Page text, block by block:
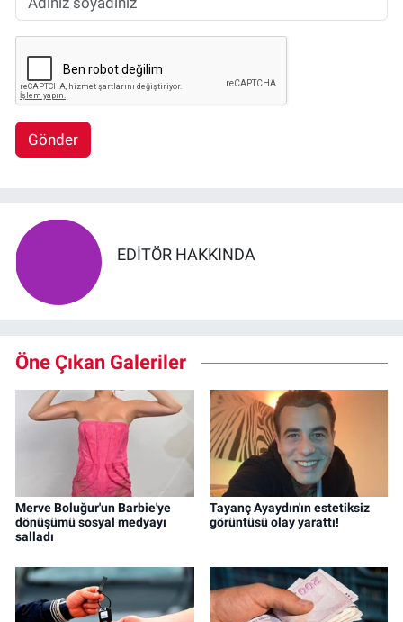
Gönder
EDITÖR HAKKINDA
Öne Çıkan Galeriler
Merve Boluğur'un Barbie'ye
dönüşümü sosyal medyayı
salladı
Tayanç Ayaydın'ın estetiksiz
görüntüsü olay yarattı!